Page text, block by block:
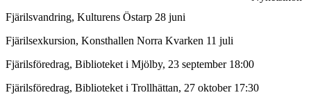
Fjärilsvandring, Kulturens Östarp 28 juni
Fjärilsexkursion, Konsthallen Norra Kvarken 11 juli
Fjärilsföredrag, Biblioteket i Mjölby, 23 september 18:00
Fjärilsföredrag, Biblioteket i Trollhättan, 27 oktober 17:30